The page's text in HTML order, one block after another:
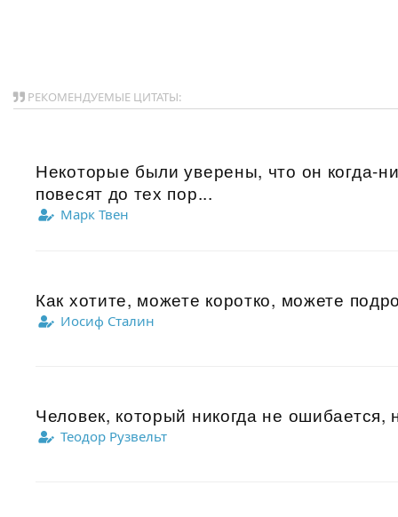
РЕКОМЕНДУЕМЫЕ ЦИТАТЫ:
Некоторые были уверены, что он когда-
повесят до тех пор...
Марк Твен
Как хотите, можете коротко, можете
Иосиф Сталин
Человек, который никогда не ошибается,
Теодор Рузвельт